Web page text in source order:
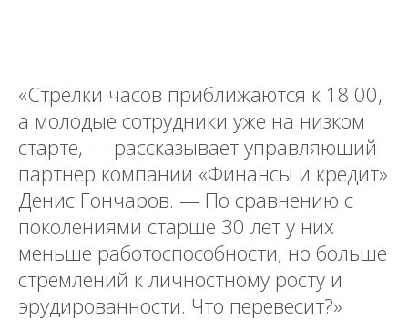
«Стрелки часов приближаются к 18:00,
а молодые сотрудники уже на низком
старте, — рассказывает управляющий
партнер компании «Финансы и кредит»
Денис Гончаров. — По сравнению с
поколениями старше 30 лет у них
меньше работоспособности, но больше
стремлений к личностному росту и
эрудированности. Что перевесит?»